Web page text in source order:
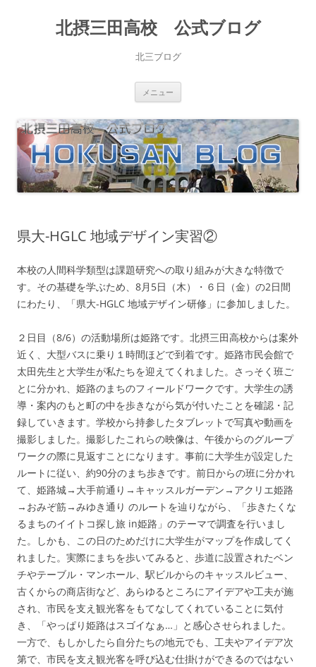
北摂三田高校 公式ブログ
北三ブログ
メニュー
ン
ツ
へ
ス
キ
ッ
プ
県大-HGLC 地域デザイン実習②
本校の人間科学類型は課題研究への取り組みが大きな特徴で
す。その基礎を学ぶため、8月5日（木）・６日（金）の2日間
にわたり、「県大-HGLC 地域デザイン研修」に参加しました。
２日目（8/6）の活動場所は姫路です。北摂三田高校からは案外
近く、大型バスに乗り１時間ほどで到着です。姫路市民会館で
太田先生と大学生が私たちを迎えてくれました。さっそく班ご
とに分かれ、姫路のまちのフィールドワークです。大学生の誘
導・案内のもと町の中を歩きながら気が付いたことを確認・記
録していきます。学校から持参したタブレットで写真や動画を
撮影しました。撮影したこれらの映像は、午後からのグループ
ワークの際に見返すことになります。事前に大学生が設定した
ルートに従い、約90分のまち歩きです。前日からの班に分かれ
て、姫路城→大手前通り→キャッスルガーデン→アクリエ姫路
→おみぞ筋→みゆき通り のルートを辿りながら、「歩きたくな
るまちのイイトコ探し旅 in姫路」のテーマで調査を行いまし
た。しかも、この日のためだけに大学生がマップを作成してく
れました。実際にまちを歩いてみると、歩道に設置されたベン
チやテーブル・マンホール、駅ビルからのキャッスルビュー、
古くからの商店街など、あらゆるところにアイデアや工夫が施
され、市民を支え観光客をもてなしてくれていることに気付
き、「やっぱり姫路はスゴイなぁ…」と感心させられました。
一方で、もしかしたら自分たちの地元でも、工夫やアイデア次
第で、市民を支え観光客を呼び込む仕掛けができるのではない